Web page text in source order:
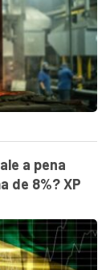
a pena
de 8%? XP